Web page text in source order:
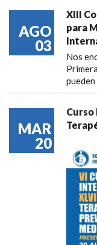
AGO
03
XIII
para
Nos
MAR
20
Curso